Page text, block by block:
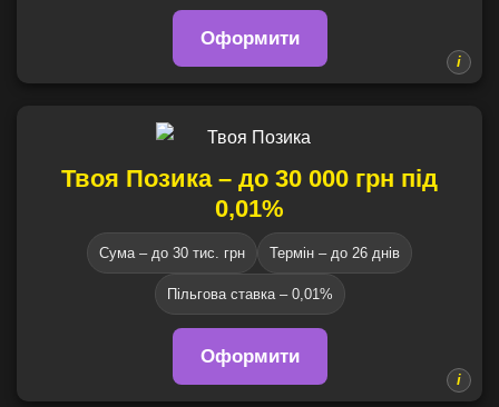
Оформити
Твоя Позика – до 30 000 грн під
0,01%
Сума – до 30 тис. грн Термін – до 26 днів
Пільгова ставка – 0,01%
Оформити